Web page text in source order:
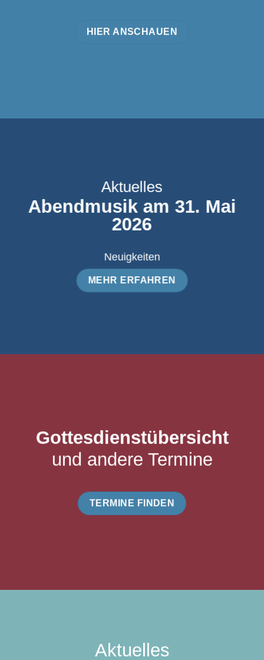
HIER ANSCHAUEN
Aktuelles
Abendmusik am 31. Mai
2026
Neuigkeiten
MEHR ERFAHREN
Gottesdienstübersicht
und andere Termine
TERMINE FINDEN
Aktuelles